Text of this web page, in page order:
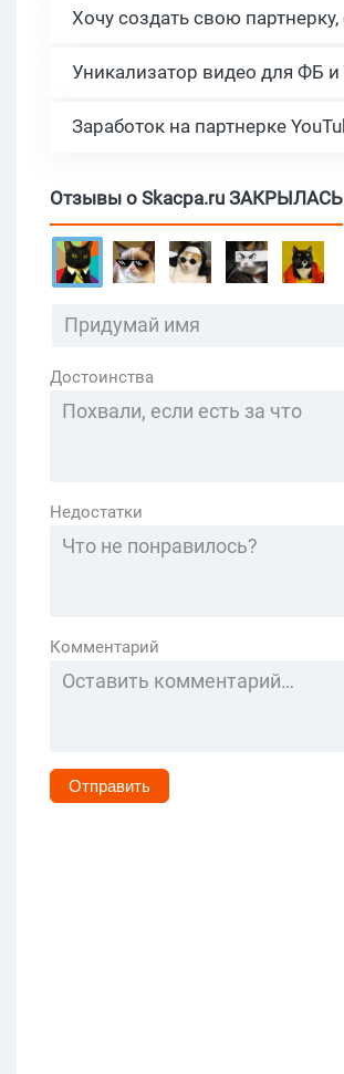
Отзывы о Skacpa.ru ЗАКРЫЛАСЬ
Достоинства
Недостатки
Комментарий
Отправить